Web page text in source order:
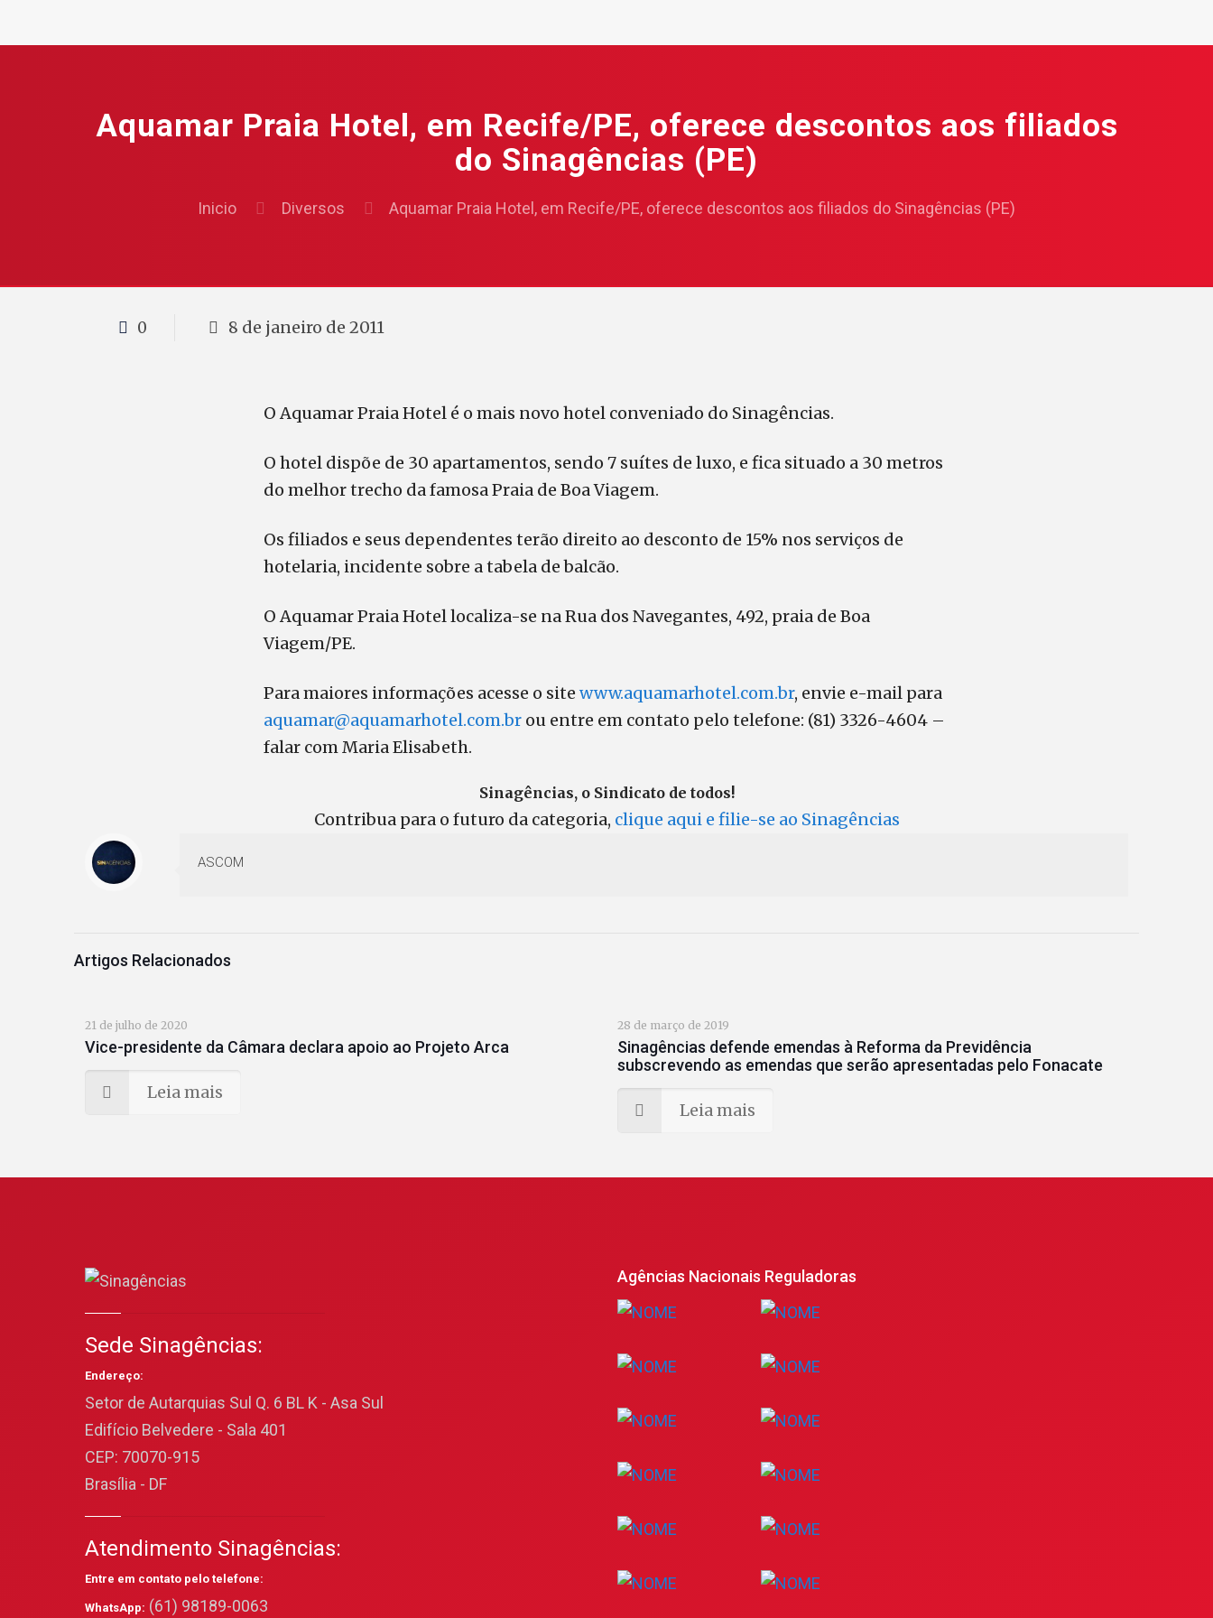
Aquamar Praia Hotel, em Recife/PE, oferece descontos aos filiados
do Sinagências (PE)
Inicio Diversos Aquamar Praia Hotel, em Recife/PE, oferece descontos aos filiados do Sinagências (PE)
0 8 de janeiro de 2011
O Aquamar Praia Hotel é o mais novo hotel conveniado do Sinagências.
O hotel dispõe de 30 apartamentos, sendo 7 suítes de luxo, e fica situado a 30 metros
do melhor trecho da famosa Praia de Boa Viagem.
Os filiados e seus dependentes terão direito ao desconto de 15% nos serviços de
hotelaria, incidente sobre a tabela de balcão.
O Aquamar Praia Hotel localiza-se na Rua dos Navegantes, 492, praia de Boa
Viagem/PE.
Para maiores informações acesse o site www.aquamarhotel.com.br, envie e-mail para
aquamar@aquamarhotel.com.br ou entre em contato pelo telefone: (81) 3326-4604 –
falar com Maria Elisabeth.
Sinagências, o Sindicato de todos!
Contribua para o futuro da categoria, clique aqui e filie-se ao Sinagências
ASCOM
Artigos Relacionados
21 de julho de 2020
Vice-presidente da Câmara declara apoio ao Projeto Arca
Leia mais
28 de março de 2019
Sinagências defende emendas à Reforma da Previdência
subscrevendo as emendas que serão apresentadas pelo Fonacate
Leia mais
Sede Sinagências:
Endereço:
Setor de Autarquias Sul Q. 6 BL K - Asa Sul
Edifício Belvedere - Sala 401
CEP: 70070-915
Brasília - DF
Atendimento Sinagências:
Entre em contato pelo telefone:
WhatsApp: (61) 98189-0063
Agências Nacionais Reguladoras